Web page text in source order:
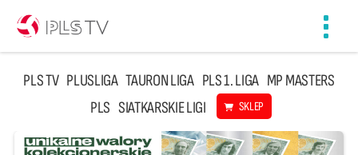
PLS TV PLUSLIGA TAURON LIGA PLS 1. LIGA MP MASTERS
PLS SIATKARSKIE LIGI SKLEP